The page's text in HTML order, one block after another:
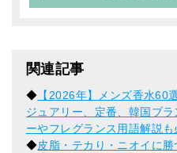
関連記事
◆ 【2026年】メンズ香水60
ジュアリー、定番、韓国ブ
ーやフレグランス用語解説も
◆皮脂・テカり・ニオイに